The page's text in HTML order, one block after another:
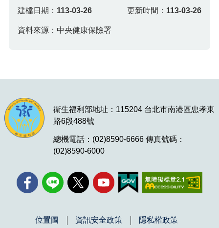
建檔日期： 113-03-26 更新時間： 113-03-26
資料來源：中央健康保險署
衛生福利部地址：115204 台北市南港區忠孝東
路6段488號
總機電話：(02)8590-6666 傳真號碼：
(02)8590-6000
位置圖 資訊安全政策 隱私權政策